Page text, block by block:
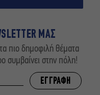
ΜΑΣ
πιο δημοφιλή θέματα
συμβαίνει στην πόλη!